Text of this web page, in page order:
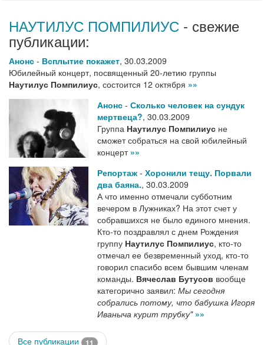
НАУТИЛУС ПОМПИЛИУС - свежие
публикации:
Анонс - Всплытие покажет, 30.03.2009
Юбилейный концерт, посвященный 20-летию группы
Наутилус Помпилиус, состоится 12 октября »»
Анонс - Сколько человек на сундук
мертвеца?, 30.03.2009
Группа Наутилус Помпилиус не
сможет собраться на свой юбилейный
концерт »»
Репортаж - Хоронили тещу. Порвали
два баяна., 30.03.2009
А что именно отмечали субботним
вечером в Лужниках? На этот счет у
собравшихся не было единого мнения.
Кто-то поздравлял с днем Рождения
группу Наутилус Помпилиус, кто-то
отмечал ее безвременный уход, кто-то
говорил спасибо всем бывшим членам
команды. Вячеслав Бутусов вообще
категорично заявил: Мы сегодня
собрались потому, что бабушка Игоря
Иваныча курит трубку" »»
Все публикации 11